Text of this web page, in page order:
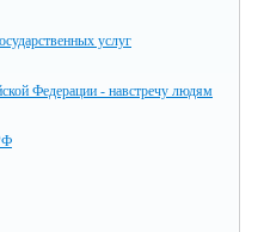
услуг
Федерации - навстречу людям